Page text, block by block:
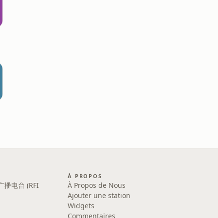
播电台 (RFI
À PROPOS
À Propos de Nous
Ajouter une station
Widgets
Commentaires